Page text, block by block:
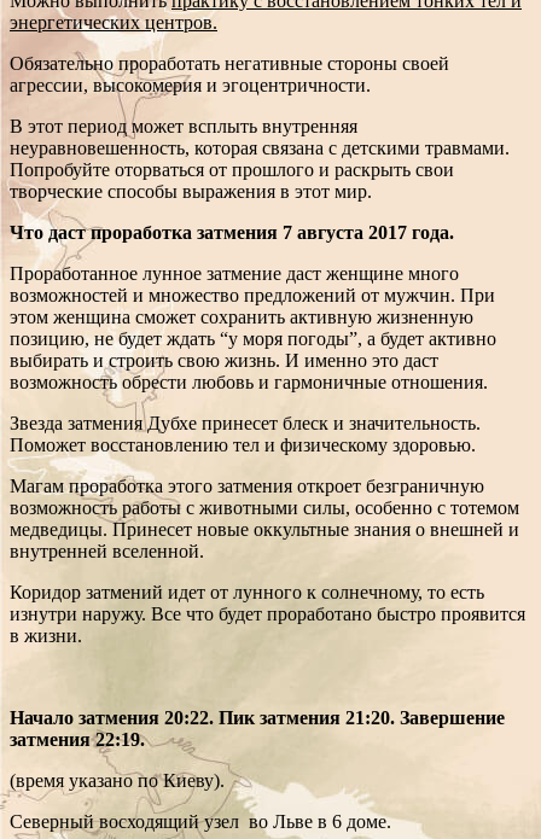
энергетических центров.
Обязательно проработать негативные стороны своей
агрессии, высокомерия и эгоцентричности.
В этот период может всплыть внутренняя
неуравновешенность, которая связана с детскими травмами.
Попробуйте оторваться от прошлого и раскрыть свои
творческие способы выражения в этот мир.
Что даст проработка затмения 7 августа 2017 года.
Проработанное лунное затмение даст женщине много
возможностей и множество предложений от мужчин. При
этом женщина сможет сохранить активную жизненную
позицию, не будет ждать “у моря погоды”, а будет активно
выбирать и строить свою жизнь. И именно это даст
возможность обрести любовь и гармоничные отношения.
Звезда затмения Дубхе принесет блеск и значительность.
Поможет восстановлению тел и физическому здоровью.
Магам проработка этого затмения откроет безграничную
возможность работы с животными силы, особенно с тотемом
медведицы. Принесет новые оккультные знания о внешней и
внутренней вселенной.
Коридор затмений идет от лунного к солнечному, то есть
изнутри наружу. Все что будет проработано быстро проявится
в жизни.
Начало затмения 20:22. Пик затмения 21:20. Завершение
затмения 22:19.
(время указано по Киеву).
Северный восходящий узел во Льве в 6 доме.